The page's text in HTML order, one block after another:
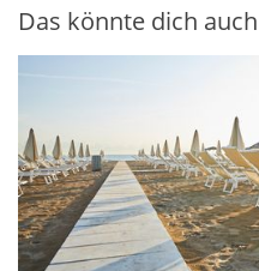
Das könnte dich